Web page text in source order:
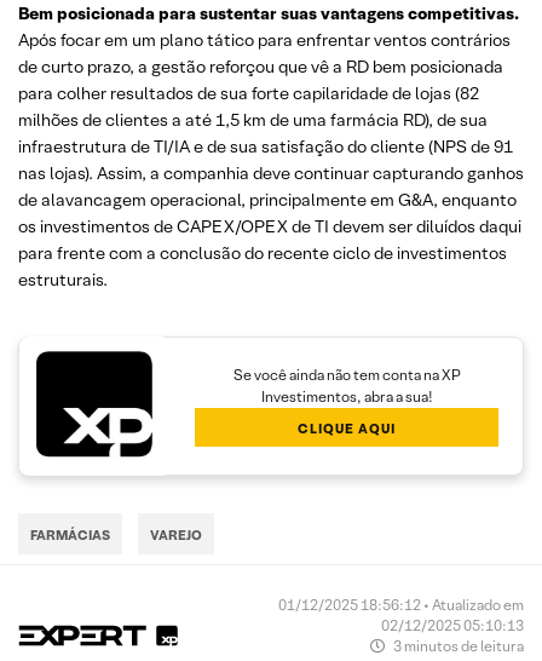
Bem posicionada para sustentar suas vantagens competitivas.
Após focar em um plano tático para enfrentar ventos contrários
de curto prazo, a gestão reforçou que vê a RD bem posicionada
para colher resultados de sua forte capilaridade de lojas (82
milhões de clientes a até 1,5 km de uma farmácia RD), de sua
infraestrutura de TI/IA e de sua satisfação do cliente (NPS de 91
nas lojas). Assim, a companhia deve continuar capturando ganhos
de alavancagem operacional, principalmente em G&A, enquanto
os investimentos de CAPEX/OPEX de TI devem ser diluídos daqui
para frente com a conclusão do recente ciclo de investimentos
estruturais.
Se você ainda não tem conta na XP
Investimentos, abra a sua!
CLIQUE AQUI
FARMÁCIAS VAREJO
01/12/2025 18:56:12 • Atualizado em
02/12/2025 05:10:13
3 minutos de leitura